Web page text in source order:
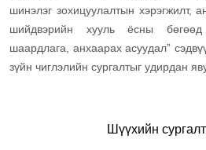
шинэлэг зохицуулалтын хэрэгжилт,
шийдвэрийн хууль ёсны
шаардлага, анхаарах асуудал”
зүйн чиглэлийн сургалтыг удирдан
Шүүхийн